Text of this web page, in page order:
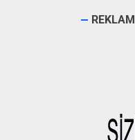
REKLAM